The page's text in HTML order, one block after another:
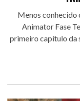
Menos conhecido
Animator Fase
primeiro capítulo da